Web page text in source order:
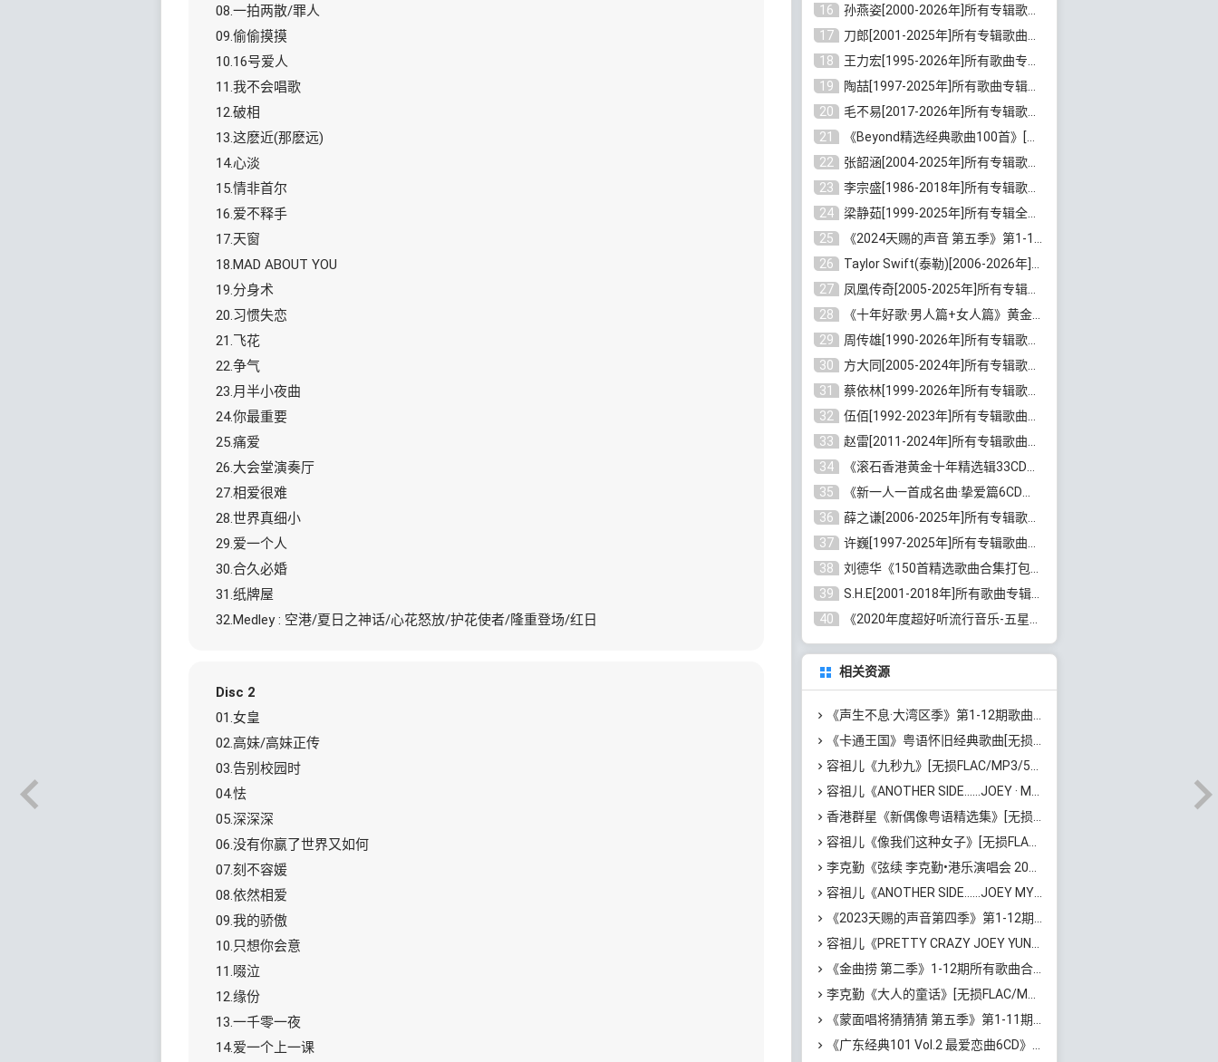
08.一拍两散/罪人
09.偷偷摸摸
10.16号爱人
11.我不会唱歌
12.破相
13.这麽近(那麽远)
14.心淡
15.情非首尔
16.爱不释手
17.天窗
18.MAD ABOUT YOU
19.分身术
20.习惯失恋
21.飞花
22.争气
23.月半小夜曲
24.你最重要
25.痛爱
26.大会堂演奏厅
27.相爱很难
28.世界真细小
29.爱一个人
30.合久必婚
31.纸牌屋
32.Medley : 空港/夏日之神话/心花怒放/护花使者/隆重登场/红日
Disc 2
01.女皇
02.高妹/高妹正传
03.告别校园时
04.怯
05.深深深
06.没有你嬴了世界又如何
07.刻不容媛
08.依然相爱
09.我的骄傲
10.只想你会意
11.啜泣
12.缘份
13.一千零一夜
14.爱一个上一课
16
孙燕姿[2000-2026年]所有专辑歌曲合集[无损FLAC/MP3/9.73GB]百度云网盘下载
17
刀郎[2001-2025年]所有专辑歌曲合集打包[无损FLAC/MP3/8.91GB]百度云网盘下载
18
王力宏[1995-2026年]所有歌曲专辑合集[无损FLAC/MP3/14.41GB]百度云网盘下载
19
陶喆[1997-2025年]所有歌曲专辑合集[无损FLAC/MP3/7.75GB]百度云网盘下载
20
毛不易[2017-2026年]所有专辑歌曲合集[无损FLAC/MP3/5.72GB]百度云网盘下载
21
《Beyond精选经典歌曲100首》[无损FLAC/MP3/3.85GB]百度云网盘下载
22
张韶涵[2004-2025年]所有专辑歌曲合集 [无损MP3/FLAC/7.5GB]百度云网盘下载
23
李宗盛[1986-2018年]所有专辑歌曲合集打包[无损FLAC/MP3/8.82GB]百度云网盘下载
24
梁静茹[1999-2025年]所有专辑全部歌曲打包[无损FLAC/MP3/10.71GB]百度云网盘下载
25
《2024天赐的声音 第五季》第1-12期歌曲[无损FLAC/MP3]百度云网盘下载
26
Taylor Swift(泰勒)[2006-2026年]所有歌曲合集打包[无损FLAC/MP3/23.78GB]百度云网盘下载
27
凤凰传奇[2005-2025年]所有专辑歌曲合集[无损WAV/FLAC+MP3/11.62GB]百度云网盘下载
28
《十年好歌·男人篇+女人篇》黄金国语珍藏6CD[无损WAV/MP3/4.09GB]百度云网盘下载
29
周传雄[1990-2026年]所有专辑歌曲全集[无损FLAC/MP3/10GB]百度云网盘下载
30
方大同[2005-2024年]所有专辑歌曲合集[高品质MP3+无损FLAC/7.59GB]百度云网盘下载
31
蔡依林[1999-2026年]所有专辑歌曲合集[无损FLAC/MP3/23.32GB]百度云网盘下载
32
伍佰[1992-2023年]所有专辑歌曲合集[高品质MP3/320K/3.92GB]百度云网盘下载
33
赵雷[2011-2024年]所有专辑歌曲打包[无损FLAC/MP3/2.64GB]百度云网盘下载
34
《滚石香港黄金十年精选辑33CD》[无损APE/WAV分轨/13.6GB]百度云网盘下载
35
《新一人一首成名曲·挚爱篇6CD》[无损MP3/DTS/WAV分轨/4.43GB]百度云网盘下载
36
薛之谦[2006-2025年]所有专辑歌曲合集[无损FLAC/MP3/5.20GB]百度云网盘下载
37
许巍[1997-2025年]所有专辑歌曲合集打包[无损FLAC/MP3/7.48GB]百度云网盘下载
38
刘德华《150首精选歌曲合集打包》[无损FLAC/MP3/5.26GB]百度云网盘下载
39
S.H.E[2001-2018年]所有歌曲专辑打包[无损FLAC/MP3/16.05GB]百度云网盘下载
40
《2020年度超好听流行音乐-五星珍藏版10CD》[无损WAV/MP3/6.77GB]百度云网盘下载
相关资源
《声生不息·大湾区季》第1-12期歌曲合集[无损FLAC/MP3]百度云网盘下载
《卡通王国》粤语怀旧经典歌曲[无损FLAC/MP3/1.69GB]百度云网盘下载
容祖儿《九秒九》[无损FLAC/MP3/54MB]百度云网盘下载
容祖儿《ANOTHER SIDE……JOEY · MY SECRET · LIVE》[无损FLAC/MP3/1.25GB]百度云网盘下载
香港群星《新偶像粤语精选集》[无损WAV/MP3/4.53GB]百度云网盘下载
容祖儿《像我们这种女子》[无损FLAC/MP3/52MB]百度云网盘下载
李克勤《弦续 李克勤•港乐演唱会 2023》[无损FLAC/MP3/1.93GB]百度云网盘下载
容祖儿《ANOTHER SIDE……JOEY MY SECRET LIVE 2023》[无损WAV/MP3/750MB]百度云网盘下载
《2023天赐的声音第四季》第1-12期歌曲[无损FLAC/MP3]百度云网盘下载
容祖儿《PRETTY CRAZY JOEY YUNG CONCERT TOUR》[无损FLAC/MP3/2.03GB]百度云网盘下载
《金曲捞 第二季》1-12期所有歌曲合集[无损FLAC/MP3/3.17GB]百度云网盘下载
李克勤《大人的童话》[无损FLAC/MP3/423B]百度云网盘下载
《蒙面唱将猜猜猜 第五季》第1-11期歌曲合集[无损FLAC/MP3/2.59GB]百度云网盘下载
《广东经典101 Vol.2 最爱恋曲6CD》[无损WAV+高品质MP3/4.03GB]百度云网盘下载